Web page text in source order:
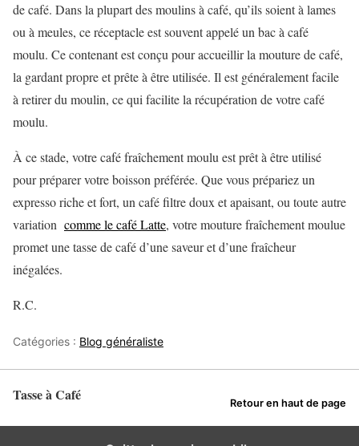
de café. Dans la plupart des moulins à café, qu’ils soient à lames
ou à meules, ce réceptacle est souvent appelé un bac à café
moulu. Ce contenant est conçu pour accueillir la mouture de café,
la gardant propre et prête à être utilisée. Il est généralement facile
à retirer du moulin, ce qui facilite la récupération de votre café
moulu.
À ce stade, votre café fraîchement moulu est prêt à être utilisé
pour préparer votre boisson préférée. Que vous prépariez un
expresso riche et fort, un café filtre doux et apaisant, ou toute autre
variation comme le café Latte, votre mouture fraîchement moulue
promet une tasse de café d’une saveur et d’une fraîcheur
inégalées.
R.C.
Catégories : Blog généraliste
Tasse à Café Retour en haut de page